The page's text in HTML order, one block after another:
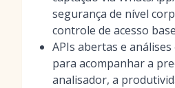
segurança de nível
controle de acesso
APIs abertas e análises
para acompanhar a
analisador, a